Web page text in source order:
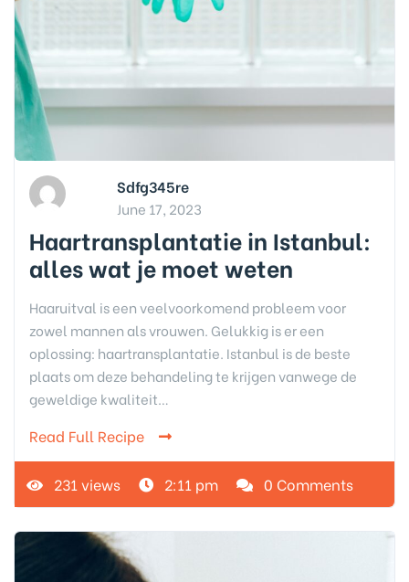
Sdfg345re
June 17, 2023
Haartransplantatie in Istanbul:
alles wat je moet weten
Haaruitval is een veelvoorkomend probleem voor
zowel mannen als vrouwen. Gelukkig is er een
oplossing: haartransplantatie. Istanbul is de beste
plaats om deze behandeling te krijgen vanwege de
geweldige kwaliteit…
Read Full Recipe
231 views 2:11 pm 0 Comments